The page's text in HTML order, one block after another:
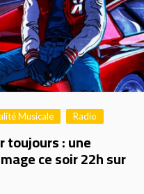
Musicale Radio
toujours : une
ce soir 22h sur